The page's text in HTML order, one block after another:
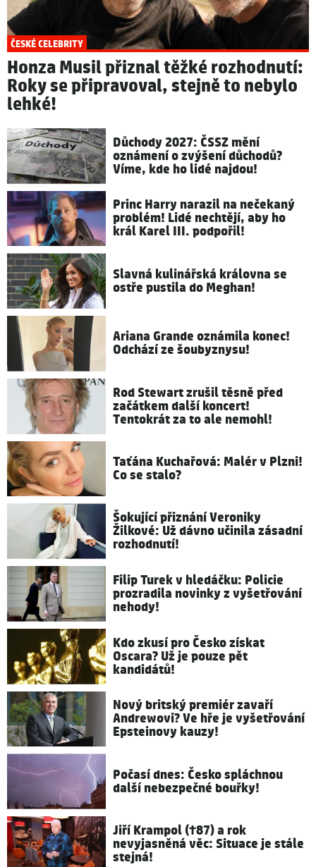
ČESKÉ CELEBRITY
Honza Musil přiznal těžké rozhodnutí:
Roky se připravoval, stejně to nebylo
lehké!
Důchody 2027: ČSSZ mění
oznámení o zvýšení důchodů?
Víme, kde ho lidé najdou!
Princ Harry narazil na nečekaný
problém! Lidé nechtějí, aby ho
král Karel III. podpořil!
Slavná kulinářská královna se
ostře pustila do Meghan!
Ariana Grande oznámila konec!
Odchází ze šoubyznysu!
Rod Stewart zrušil těsně před
začátkem další koncert!
Tentokrát za to ale nemohl!
Taťána Kuchařová: Malér v Plzni!
Co se stalo?
Šokující přiznání Veroniky
Žilkové: Už dávno učinila zásadní
rozhodnutí!
Filip Turek v hledáčku: Policie
prozradila novinky z vyšetřování
nehody!
Kdo zkusí pro Česko získat
Oscara? Už je pouze pět
kandidátů!
Nový britský premiér zavaří
Andrewovi? Ve hře je vyšetřování
Epsteinovy kauzy!
Počasí dnes: Česko spláchnou
další nebezpečné bouřky!
Jiří Krampol (†87) a rok
nevyjasněná věc: Situace je stále
stejná!